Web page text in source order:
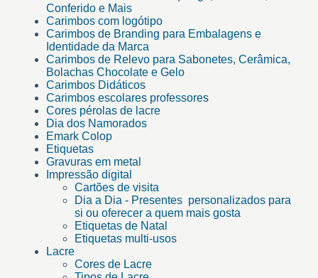
Conferido e Mais
Carimbos com logótipo
Carimbos de Branding para Embalagens e
Identidade da Marca
Carimbos de Relevo para Sabonetes, Cerâmica,
Bolachas Chocolate e Gelo
Carimbos Didáticos
Carimbos escolares professores
Cores pérolas de lacre
Dia dos Namorados
Emark Colop
Etiquetas
Gravuras em metal
Impressão digital
Cartões de visita
Dia a Dia - Presentes personalizados para
si ou oferecer a quem mais gosta
Etiquetas de Natal
Etiquetas multi-usos
Lacre
Cores de Lacre